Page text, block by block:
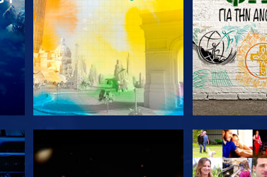
ΕΞΕΡΕΥΝΗΣΤΕ ΤΗ ΣΕΙΡΑ